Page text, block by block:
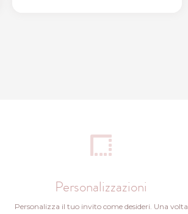
Personalizzazioni
Personalizza il tuo invito come desideri. Una volta